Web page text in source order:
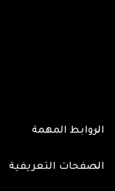
الروابط المهمة
الصفحات التعريفية